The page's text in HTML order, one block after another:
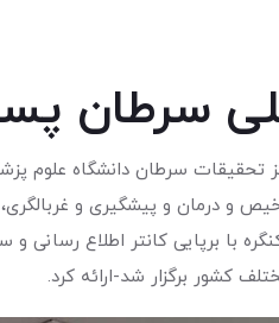
سرطان
المللی سرطان پستان در تاریخ ۱ تا ۳ اسفندماه ۱۳۹۷ به
و درمان و پیشگیری و
با برپایی کانتر اطلاع
کشور برگزار شد-ارائه کرد.